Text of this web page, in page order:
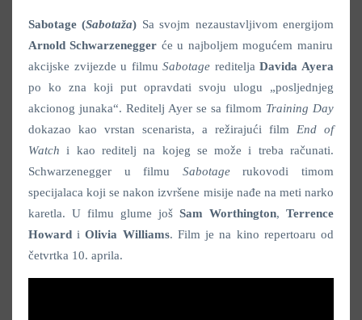
Sabotage (Sabotaža) Sa svojm nezaustavljivom energijom
Arnold Schwarzenegger će u najboljem mogućem maniru
akcijske zvijezde u filmuSabotage rediteljaDavida Ayera
po ko zna koji put opravdati svoju ulogu „posljednjeg
akcionog junaka“. Reditelj Ayer se sa filmom Training Day
dokazao kao vrstan scenarista, a režirajući film End of
Watch i kao reditelj na kojeg se može i treba računati.
Schwarzenegger u filmu Sabotagerukovodi timom
specijalaca koji se nakon izvršene misije nađe na meti narko
karetla. U filmu glume još Sam Worthington, Terrence
Howard iOlivia Williams. Film je na kino repertoaru od
četvrtka 10. aprila.